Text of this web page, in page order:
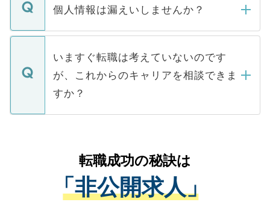
■応募殺到を避けるため 人気のある医療機
関を公にしてしまうと、応募が殺到する場
に、医療機関が求める条件に合った人材の
みを人材紹介会社に依頼するケースが増え
ています。
ん。また、仮に応募先から内定をいただい
定を承諾する必要はありません。内定先へ
の辞退の連絡はキャリアパートナーが行い
個人情報は漏えいしませんか？
個人情報が漏えいすることはありませんの
で、ご安心ください。当サイトからの登録
などで収集したご登録者様の個人情報は、
ご本人のキャリアアップおよび転職活動の
支援を目的に使用いたします。お預かりし
ているすべての個人データはご本人の許可
は、個人情報の取り扱いについての厳密な
管理基準を満たした事業者のみに付与され
る、プライバシーマークを取得済みです。
いますぐ転職は考えていないのです
が、これからのキャリアを相談できま
すか？
かがいして、現在の医療機関の状況や紹介
経験をまじえながら、適切なアドバイスを
させていただきます。すぐにご転職をされ
ない方には、長期的なサポートが可能です
転職成功の秘訣は
「非公開求人」